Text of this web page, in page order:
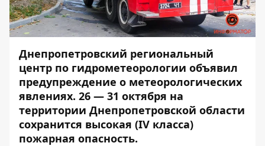
Днепропетровский региональный
центр по гидрометеорологии объявил
предупреждение о метеорологических
явлениях. 26 — 31 октября на
территории Днепропетровской области
сохранится высокая (IV класса)
пожарная опасность.